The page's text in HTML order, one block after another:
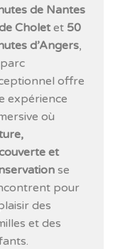
de Nantes
Choletet 50
d’Angers,
offre
expérience
où
et
se
pour
des
et des